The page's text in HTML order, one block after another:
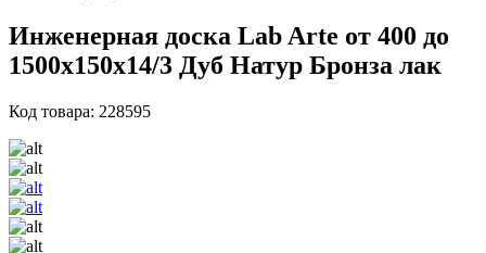
Инженерная доска Lab Arte от 400 до
1500х150х14/3 Дуб Натур Бронза лак
Код товара: 228595